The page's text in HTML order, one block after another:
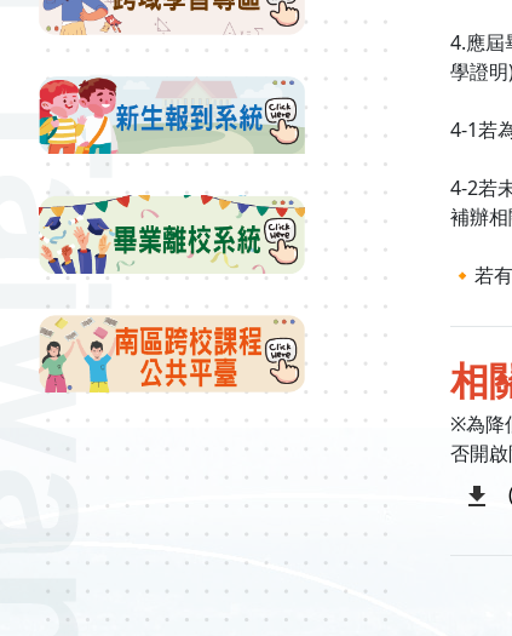
4.應屆
學證明)
4-1若
4-2若
補辦相
🔸若
相
※為降
否開啟